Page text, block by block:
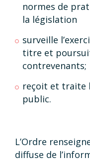
normes de
la législation
surveille
titre et
contrevenants;
reçoit et traite
public.
L’Ordre
diffuse de